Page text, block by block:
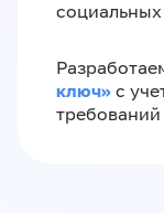
ключ»‎ с
требований